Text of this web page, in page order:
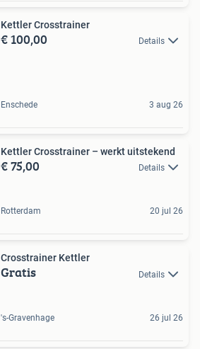
Kettler Crosstrainer
€ 100,00 Details
Enschede 3 aug 26
Kettler Crosstrainer – werkt uitstekend
€ 75,00 Details
Rotterdam 20 jul 26
Crosstrainer Kettler
Gratis Details
's-Gravenhage 26 jul 26